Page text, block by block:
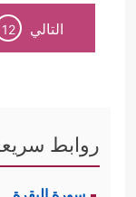
التالي 12
روابط